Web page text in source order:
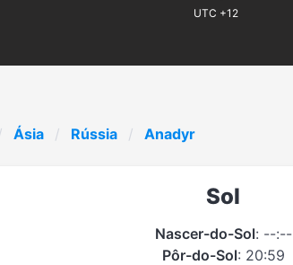
UTC +12
Ásia Rússia Anadyr
Sol
Nascer-do-Sol: --:--
Pôr-do-Sol: 20:59